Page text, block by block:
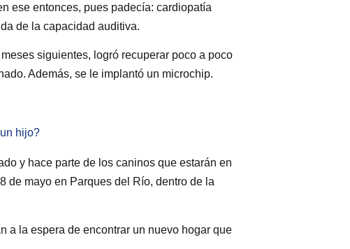
ese entonces, pues padecía: cardiopatía
de la capacidad auditiva.
siguientes, logró recuperar poco a poco
Además, se le implantó un microchip.
hijo?
y hace parte de los caninos que estarán en
de mayo en Parques del Río, dentro de la
a la espera de encontrar un nuevo hogar que